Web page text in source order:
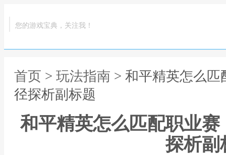
您的游戏宝典，关注我！
首页 > 玩法指南 > 和平精英怎么
径探析副标题
和平精英怎么匹配职业
探析副